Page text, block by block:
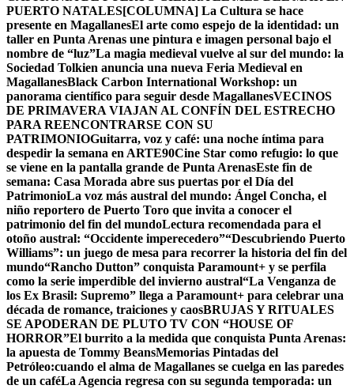
PUERTO NATALES[COLUMNA] La Cultura se hace
presente en MagallanesEl arte como espejo de la identidad: un
taller en Punta Arenas une pintura e imagen personal bajo el
nombre de “luz”La magia medieval vuelve al sur del mundo: la
Sociedad Tolkien anuncia una nueva Feria Medieval en
MagallanesBlack Carbon International Workshop: un
panorama científico para seguir desde MagallanesVECINOS
DE PRIMAVERA VIAJAN AL CONFÍN DEL ESTRECHO
PARA REENCONTRARSE CON SU
PATRIMONIOGuitarra, voz y café: una noche íntima para
despedir la semana en ARTE90Cine Star como refugio: lo que
se viene en la pantalla grande de Punta ArenasEste fin de
semana: Casa Morada abre sus puertas por el Día del
PatrimonioLa voz más austral del mundo: Ángel Concha, el
niño reportero de Puerto Toro que invita a conocer el
patrimonio del fin del mundoLectura recomendada para el
otoño austral: “Occidente imperecedero”“Descubriendo Puerto
Williams”: un juego de mesa para recorrer la historia del fin del
mundo“Rancho Dutton” conquista Paramount+ y se perfila
como la serie imperdible del invierno austral“La Venganza de
los Ex Brasil: Supremo” llega a Paramount+ para celebrar una
década de romance, traiciones y caosBRUJAS Y RITUALES
SE APODERAN DE PLUTO TV CON “HOUSE OF
HORROR”El burrito a la medida que conquista Punta Arenas:
la apuesta de Tommy BeansMemorias Pintadas del
Petróleo:cuando el alma de Magallanes se cuelga en las paredes
de un caféLa Agencia regresa con su segunda temporada: un